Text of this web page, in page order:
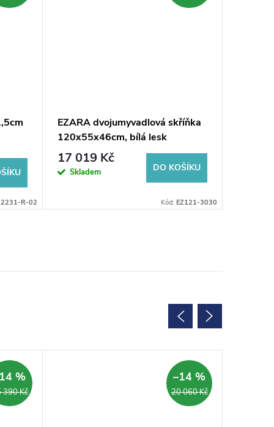
R-02
EZARA dvojumyvadlová skříňka
120x55x46cm, bílá lesk
17 019 Kč
Skladem DO KOŠÍKU
Kód: EZ121-3030
390 Kč
%
20 060 Kč
–14 %